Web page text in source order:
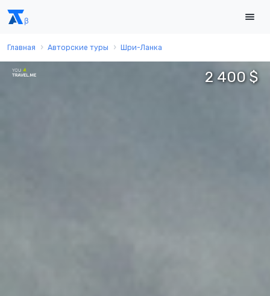
Главная Авторские туры Шри-Ланка
2 400 $